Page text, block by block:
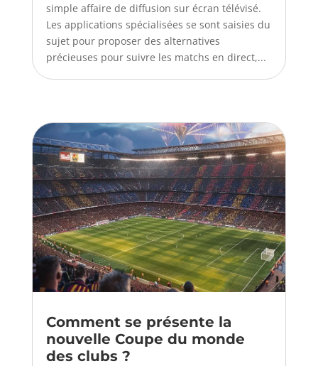
simple affaire de diffusion sur écran télévisé.
Les applications spécialisées se sont saisies du
sujet pour proposer des alternatives
précieuses pour suivre les matchs en direct,...
Comment se présente la
nouvelle Coupe du monde
des clubs ?